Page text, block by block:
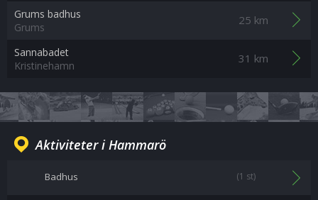
Grums badhus
Grums
25 km
Sannabadet
Kristinehamn
31 km
Aktiviteter i Hammarö
Badhus (1 st)